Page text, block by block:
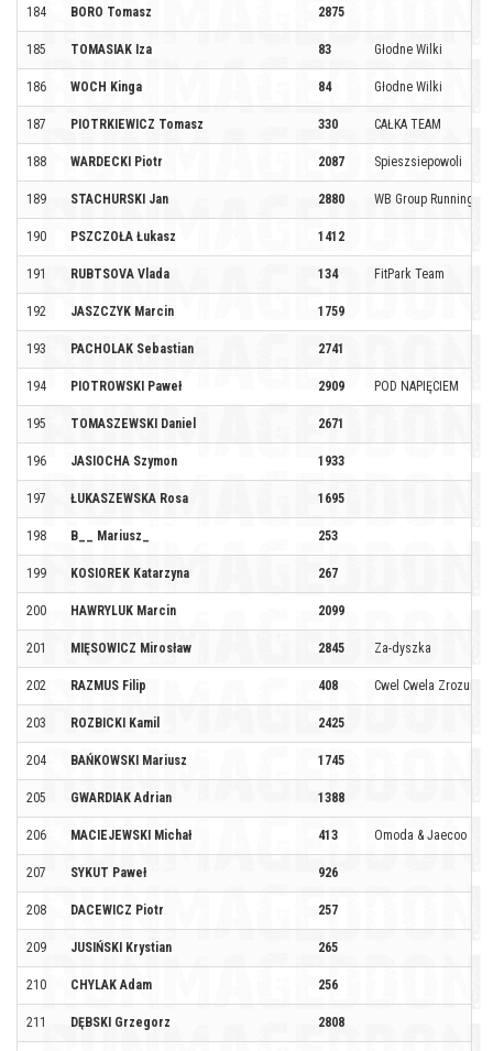
184 BORO Tomasz 2875
185 TOMASIAK Iza 83 Głodne Wilki
186 WOCH Kinga 84 Głodne Wilki
187 PIOTRKIEWICZ Tomasz 330 CAŁKA TEAM
188 WARDECKI Piotr 2087 Spieszsiepowoli
189 STACHURSKI Jan 2880 WB Group Running
190 PSZCZOŁA Łukasz 1412
191 RUBTSOVA Vlada 134 FitPark Team
192 JASZCZYK Marcin 1759
193 PACHOLAK Sebastian 2741
194 PIOTROWSKI Paweł 2909 POD NAPIĘCIEM
195 TOMASZEWSKI Daniel 2671
196 JASIOCHA Szymon 1933
197 ŁUKASZEWSKA Rosa 1695
198 B__ Mariusz_ 253
199 KOSIOREK Katarzyna 267
200 HAWRYLUK Marcin 2099
201 MIĘSOWICZ Mirosław 2845 Za-dyszka
202 RAZMUS Filip 408 Cwel Cwela Zrozumie
203 ROZBICKI Kamil 2425
204 BAŃKOWSKI Mariusz 1745
205 GWARDIAK Adrian 1388
206 MACIEJEWSKI Michał 413 Omoda & Jaecoo
207 SYKUT Paweł 926
208 DACEWICZ Piotr 257
209 JUSIŃSKI Krystian 265
210 CHYLAK Adam 256
211 DĘBSKI Grzegorz 2808